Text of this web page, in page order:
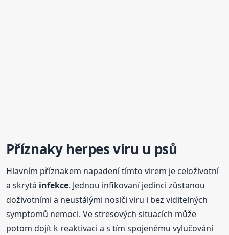
Příznaky herpes viru u psů
Hlavním příznakem napadení tímto virem je celoživotní
a skrytá infekce. Jednou infikovaní jedinci zůstanou
doživotními a neustálými nosiči viru i bez viditelných
symptomů nemoci. Ve stresových situacích může
potom dojít k reaktivaci a s tím spojenému vylučování